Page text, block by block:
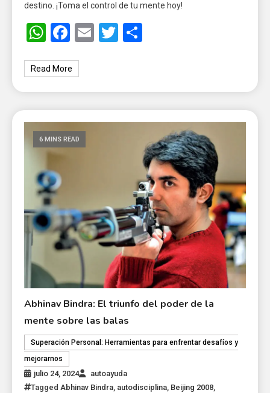
destino. ¡Toma el control de tu mente hoy!
WhatsApp
Facebook
EmailTwitter
Read More
6 MINS READ
Abhinav Bindra: El triunfo del poder de la
mente sobre las balas
Superación Personal: Herramientas para enfrentar desafíos y
mejorarnos
julio 24, 2024
autoayuda
Tagged Abhinav Bindra autodisciplina Beijing 2008